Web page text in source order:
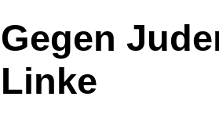
Gegen
Linke